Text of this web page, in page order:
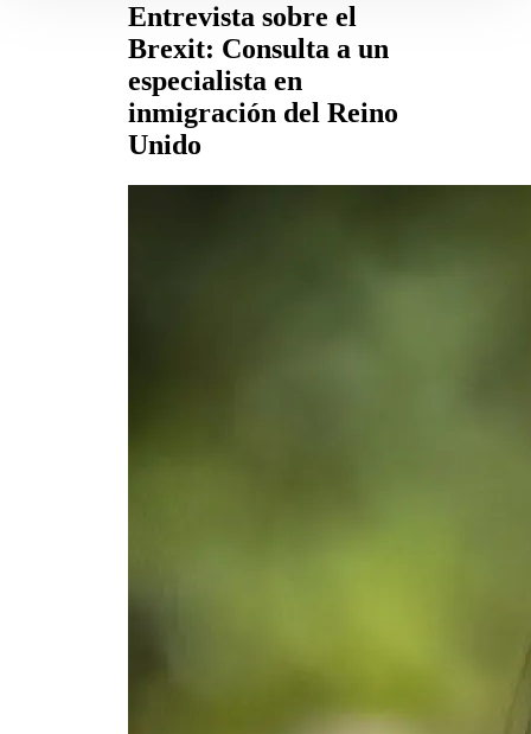
Entrevista sobre el
Brexit: Consulta a un
especialista en
inmigración del Reino
Unido